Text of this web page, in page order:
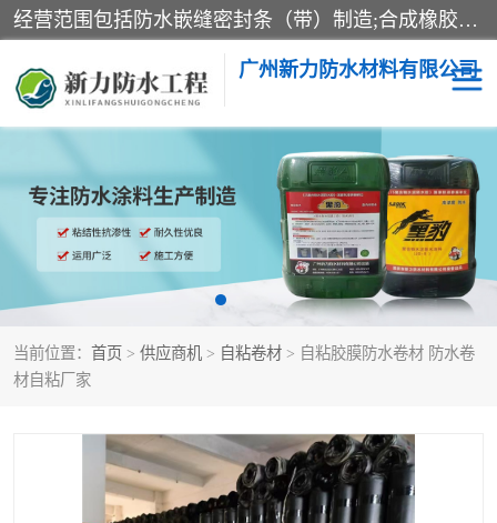
经营范围包括防水嵌缝密封条（带）制造;合成橡胶制造（监控化学品、危险化学品除外）;沥青混合物制造;防水胶粘带制造;其他合成材料制造（监控化学品、危险化学品除外）;涂料制造（监控化学品、危险化学品除外）;建筑结构防水补漏;防水建筑材料制造;粘合剂制造（监控化学品、危险化学品除外）;涂料零售;广州新力防水材料有限公司具有1处分支机构。
广州新力防水材料有限公司
当前位置： 首页 > 供应商机 > 自粘卷材 > 自粘胶膜防水卷材 防水卷
材自粘厂家
黑豹防水胶 建筑108胶水
乳化沥青防水涂料 自粘卷材
非固化橡胶防水涂料